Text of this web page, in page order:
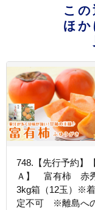
こ
ほ
748.【先行予約】
Ａ】 富有柿 赤
3kg箱（12玉）※
定不可 ※離島へ